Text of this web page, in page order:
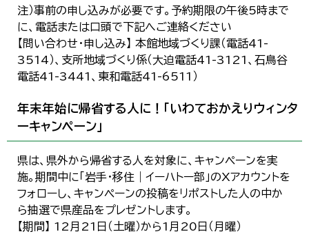
注）事前の申し込みが必要です。予約期限の午後5時まで
に、電話または口頭で下記へご連絡ください
【問い合わせ・申し込み】 本館地域づくり課（電話41-
3514）、支所地域づくり係（大迫電話41-3121、石鳥谷
電話41-3441、東和電話41-6511）
年末年始に帰省する人に！「いわておかえりウィンタ
ーキャンペーン」
県は、県外から帰省する人を対象に、キャンペーンを実
施。期間中に「岩手・移住｜イーハトー部」のXアカウントを
フォローし、キャンペーンの投稿をリポストした人の中か
ら抽選で県産品をプレゼントします。
【期間】 12月21日（土曜）から1月20日（月曜）